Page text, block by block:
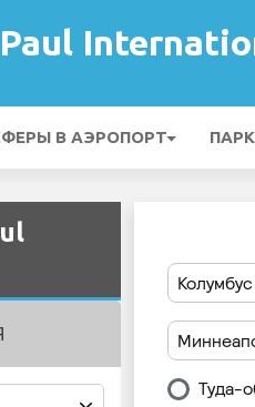
В АЭРОПОРТ